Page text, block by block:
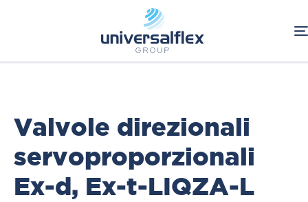
Componenti Oleodinamici
Valvole direzionali servoproporzionali Ex-d, Ex-t
Valvole direzionali
servoproporzionali
Ex-d, Ex-t-LIQZA-L